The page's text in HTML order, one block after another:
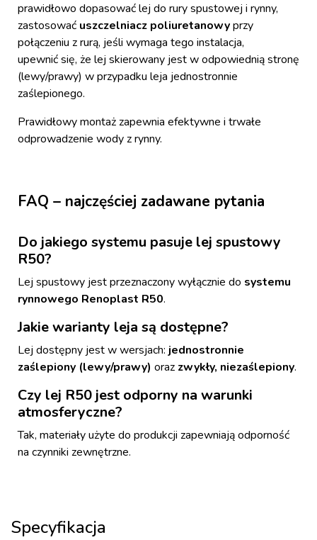
prawidłowo dopasować lej do rury spustowej i rynny,
zastosować uszczelniacz poliuretanowyprzy
połączeniu z rurą, jeśli wymaga tego instalacja,
upewnić się, że lej skierowany jest w odpowiednią stronę
(lewy/prawy) w przypadku leja jednostronnie
zaślepionego.
Prawidłowy montaż zapewnia efektywne i trwałe
odprowadzenie wody z rynny.
FAQ – najczęściej zadawane pytania
Do jakiego systemu pasuje lej spustowy
R50?
Lej spustowy jest przeznaczony wyłącznie do systemu
rynnowego Renoplast R50.
Jakie warianty leja są dostępne?
Lej dostępny jest w wersjach:jednostronnie
zaślepiony (lewy/prawy) oraz zwykły, niezaślepiony.
Czy lej R50 jest odporny na warunki
atmosferyczne?
Tak, materiały użyte do produkcji zapewniają odporność
na czynniki zewnętrzne.
Specyfikacja